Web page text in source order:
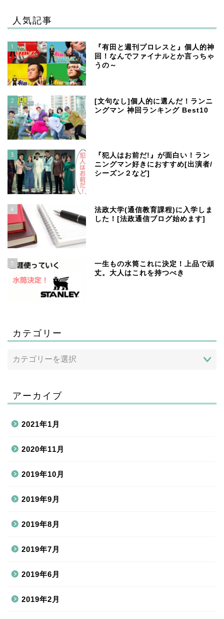
人気記事
1
『有田と週刊プロレスと』個人的神
回！なんでファイナルとか言っちゃ
うの～
2
[文句なし]個人的に選んだ！ランニ
ングマン 神回ランキング Best10
3
『犯人はお前だ!』が面白い！ラン
ニングマン好きにおすすめ[出演者/
シーズン２など]
4
法政大学(通信教育課程)に入学しま
した！[法政通信ブログ始めます]
5
一生もの水筒これに決定！上品で頑
丈。大人はこれを持つべき
カテゴリー
アーカイブ
2021年1月
2020年11月
2019年10月
2019年9月
2019年8月
2019年7月
2019年6月
2019年2月